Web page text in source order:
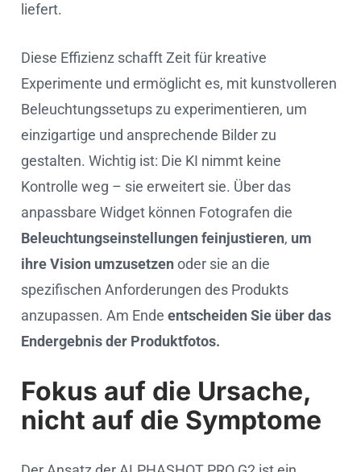
liefert.
Diese Effizienz schafft Zeit für kreative
Experimente und ermöglicht es, mit kunstvolleren
Beleuchtungssetups zu experimentieren, um
einzigartige und ansprechende Bilder zu
gestalten. Wichtig ist: Die KI nimmt keine
Kontrolle weg – sie erweitert sie. Über das
anpassbare Widget können Fotografen die
Beleuchtungseinstellungen feinjustieren, um
ihre Vision umzusetzenoder sie an die
spezifischen Anforderungen des Produkts
anzupassen. Am Ende entscheiden Sie über das
Endergebnis der Produktfotos.
Fokus auf die Ursache,
nicht auf die Symptome